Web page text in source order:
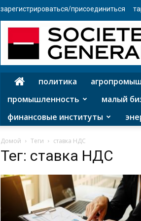
зарегистрироваться/присоединиться
политика
промышленность
малый
финансовые институты
Домой Теги ставка НДС
Тег: ставка НДС